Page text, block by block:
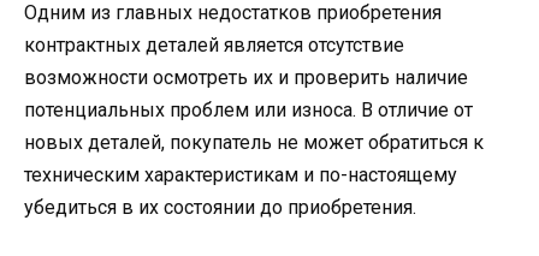
Одним из главных недостатков приобретения
контрактных деталей является отсутствие
возможности осмотреть их и проверить наличие
потенциальных проблем или износа. В отличие от
новых деталей, покупатель не может обратиться к
техническим характеристикам и по-настоящему
убедиться в их состоянии до приобретения.